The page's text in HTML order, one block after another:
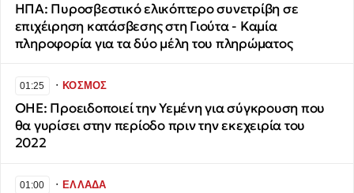
ΗΠΑ: Πυροσβεστικό ελικόπτερο συνετρίβη σε
επιχέιρηση κατάσβεσης στη Γιούτα - Καμία
πληροφορία για τα δύο μέλη του πληρώματος
01:25 ∙ΚΟΣΜΟΣ
ΟΗΕ: Προειδοποιεί την Υεμένη για σύγκρουση που
θα γυρίσει στην περίοδο πριν την εκεχειρία του
2022
01:00 ∙ΕΛΛΑΔΑ